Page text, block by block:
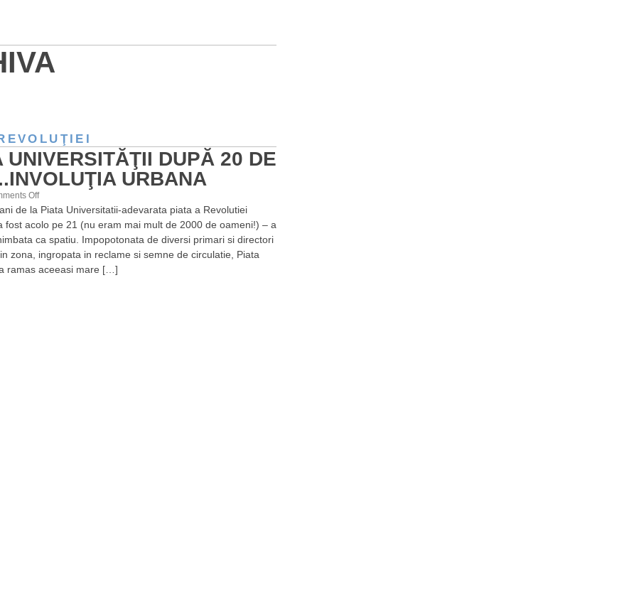
UNIVERSITĂŢII DUPĂ 20 DE
URBANA
Offon
Piaţa
Universităţii
după
20
de
de la Piata Universitatii-adevarata piata a Revolutiei
fost acolo pe 21 (nu eram mai mult de 2000 de oameni!) – a
ca spatiu. Impopotonata de diversi primari si directori
zona, ingropata in reclame si semne de circulatie, Piata
ramas aceeasi mare […]